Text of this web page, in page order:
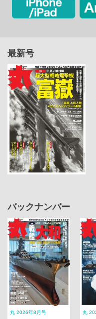
最新号
バックナンバー
丸 2026年8月号 丸